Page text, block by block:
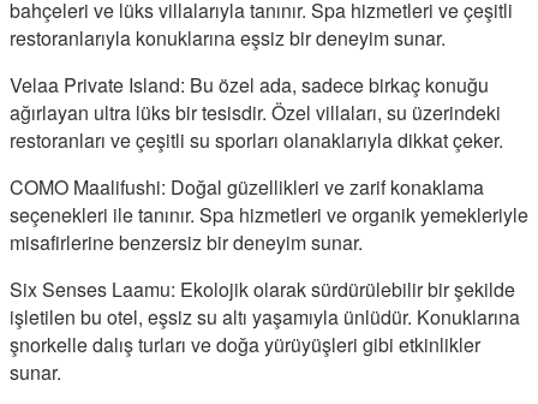
bahçeleri ve lüks villalarıyla tanınır. Spa hizmetleri ve çeşitli
restoranlarıyla konuklarına eşsiz bir deneyim sunar.
Velaa Private Island: Bu özel ada, sadece birkaç konuğu
ağırlayan ultra lüks bir tesisdir. Özel villaları, su üzerindeki
restoranları ve çeşitli su sporları olanaklarıyla dikkat çeker.
COMO Maalifushi: Doğal güzellikleri ve zarif konaklama
seçenekleri ile tanınır. Spa hizmetleri ve organik yemekleriyle
misafirlerine benzersiz bir deneyim sunar.
Six Senses Laamu: Ekolojik olarak sürdürülebilir bir şekilde
işletilen bu otel, eşsiz su altı yaşamıyla ünlüdür. Konuklarına
şnorkelle dalış turları ve doğa yürüyüşleri gibi etkinlikler
sunar.